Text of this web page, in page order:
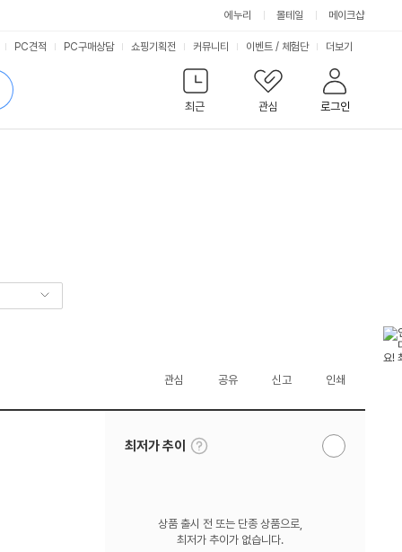
에누리 몰테일 메이크샵
최근
관심 로그인
PC견적 PC구매상담 쇼핑기획전 커뮤니티 이벤트 / 체험단 서
비
스
더보기
관심 공유 신고 인쇄
최저가 추이
툴
팁
알
상품 출시 전 또는 단종 상품으로,
최저가 추이가 없습니다.